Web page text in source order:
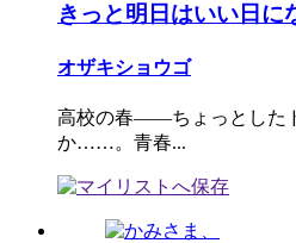
きっと明日はいい日に
オザキショウゴ
高校の春――ちょっとした
か……。青春...